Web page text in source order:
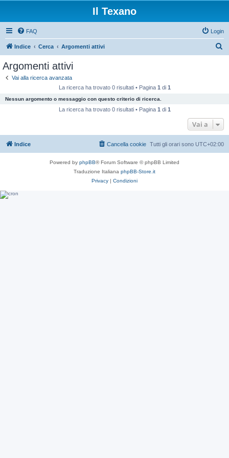
Il Texano
FAQ Login
Indice Cerca Argomenti attivi
Argomenti attivi
Vai alla ricerca avanzata
La ricerca ha trovato 0 risultati • Pagina 1 di 1
Nessun argomento o messaggio con questo criterio di ricerca.
La ricerca ha trovato 0 risultati • Pagina 1 di 1
Vai a
Indice Tutti gli orari sono UTC+02:00
Cancella cookie
Powered by phpBB® Forum Software © phpBB Limited
Traduzione Italiana phpBB-Store.it
Privacy | Condizioni